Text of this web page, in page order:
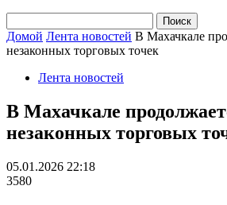
Домой Лента новостей В Махачкале
незаконных торговых точек
Лента новостей
В Махачкале
незаконных торговых
05.01.2026 22:18
3580